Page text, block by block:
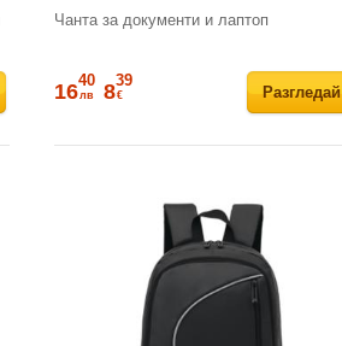
Чанта за документи и лаптоп
Разгледай
1640
лв 839
€